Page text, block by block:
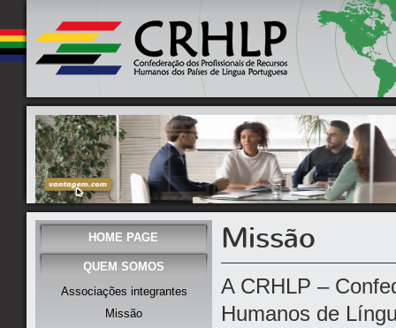
HOME PAGE
QUEM SOMOS
Associações integrantes
Missão
Missão
A CRHLP –
Humanos de